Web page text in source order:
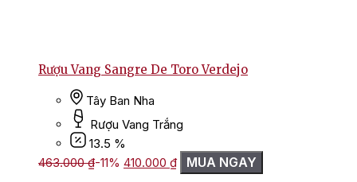
Rượu Vang Sangre De Toro Verdejo
Tây Ban Nha
Rượu Vang Trắng
13.5 %
463.000₫-11% Giá
gốc
410.000 ₫Giá
hiện
MUA NGAY